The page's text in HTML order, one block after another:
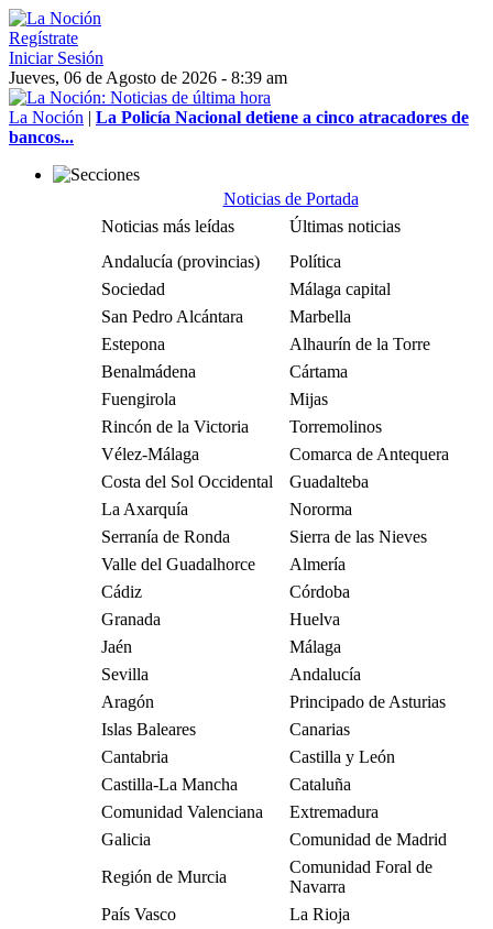
Regístrate
Iniciar Sesión
Jueves, 06 de Agosto de 2026 - 8:39 am
La Noción | La Policía Nacional detiene a cinco atracadores de
bancos...
Noticias de Portada
Noticias más leídas
Últimas noticias
Andalucía (provincias)
Política
Sociedad
Málaga capital
San Pedro Alcántara
Marbella
Estepona
Alhaurín de la Torre
Benalmádena
Cártama
Fuengirola
Mijas
Rincón de la Victoria
Torremolinos
Vélez-Málaga
Comarca de Antequera
Costa del Sol Occidental
Guadalteba
La Axarquía
Nororma
Serranía de Ronda
Sierra de las Nieves
Valle del Guadalhorce
Almería
Cádiz
Córdoba
Granada
Huelva
Jaén
Málaga
Sevilla
Andalucía
Aragón
Principado de Asturias
Islas Baleares
Canarias
Cantabria
Castilla y León
Castilla-La Mancha
Cataluña
Comunidad Valenciana
Extremadura
Galicia
Comunidad de Madrid
Región de Murcia
Comunidad Foral de
Navarra
País Vasco
La Rioja